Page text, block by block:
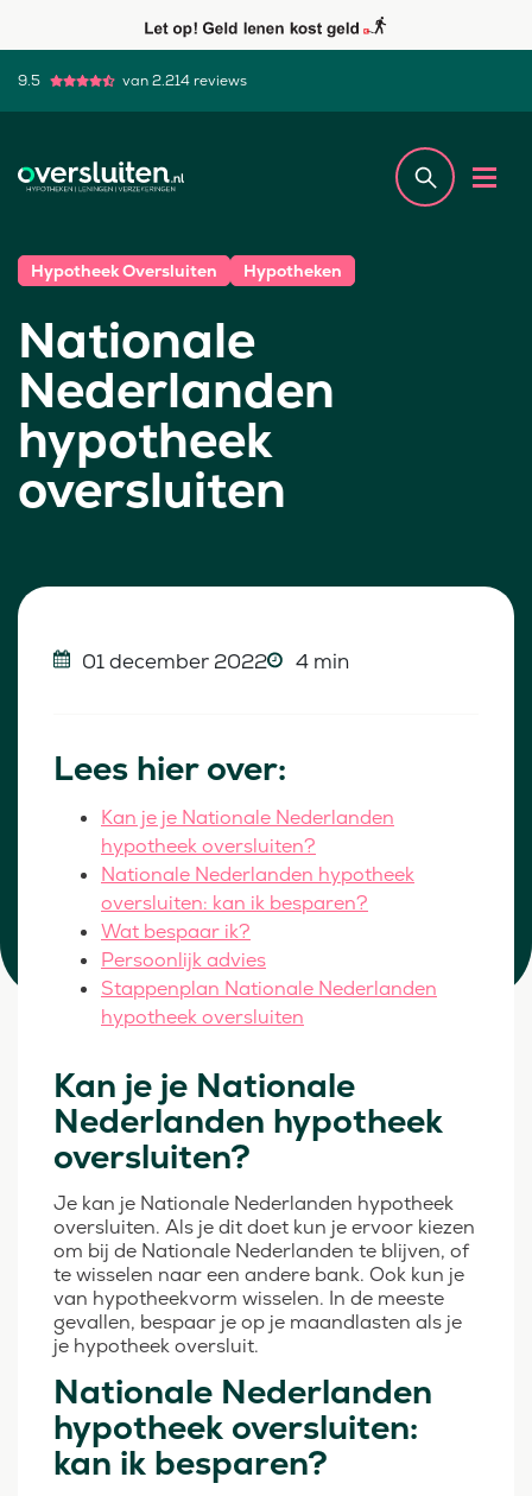
9.5 van 2.214 reviews
Hypotheek Oversluiten Hypotheken
Nationale
Nederlanden
hypotheek
oversluiten
01 december 2022 4 min
Lees hier over:
Kan je je Nationale Nederlanden
hypotheek oversluiten?
Nationale Nederlanden hypotheek
oversluiten: kan ik besparen?
Wat bespaar ik?
Persoonlijk advies
Stappenplan Nationale Nederlanden
hypotheek oversluiten
Kan je je Nationale
Nederlanden hypotheek
oversluiten?
Je kan je Nationale Nederlanden hypotheek
oversluiten. Als je dit doet kun je ervoor kiezen
om bij de Nationale Nederlanden te blijven, of
te wisselen naar een andere bank. Ook kun je
van hypotheekvorm wisselen. In de meeste
gevallen, bespaar je op je maandlasten als je
je hypotheek oversluit.
Nationale Nederlanden
hypotheek oversluiten:
kan ik besparen?